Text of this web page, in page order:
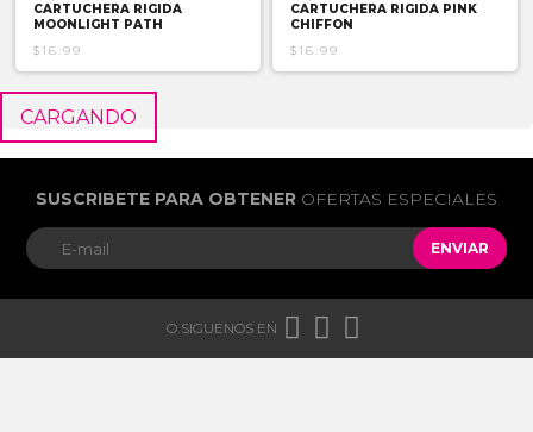
CARTUCHERA RIGIDA
MOONLIGHT PATH
$16.99
CARTUCHERA RIGIDA PINK
CHIFFON
$16.99
CARGANDO
SUSCRIBETE PARA OBTENER OFERTAS ESPECIALES
ENVIAR
O SIGUENOS EN   